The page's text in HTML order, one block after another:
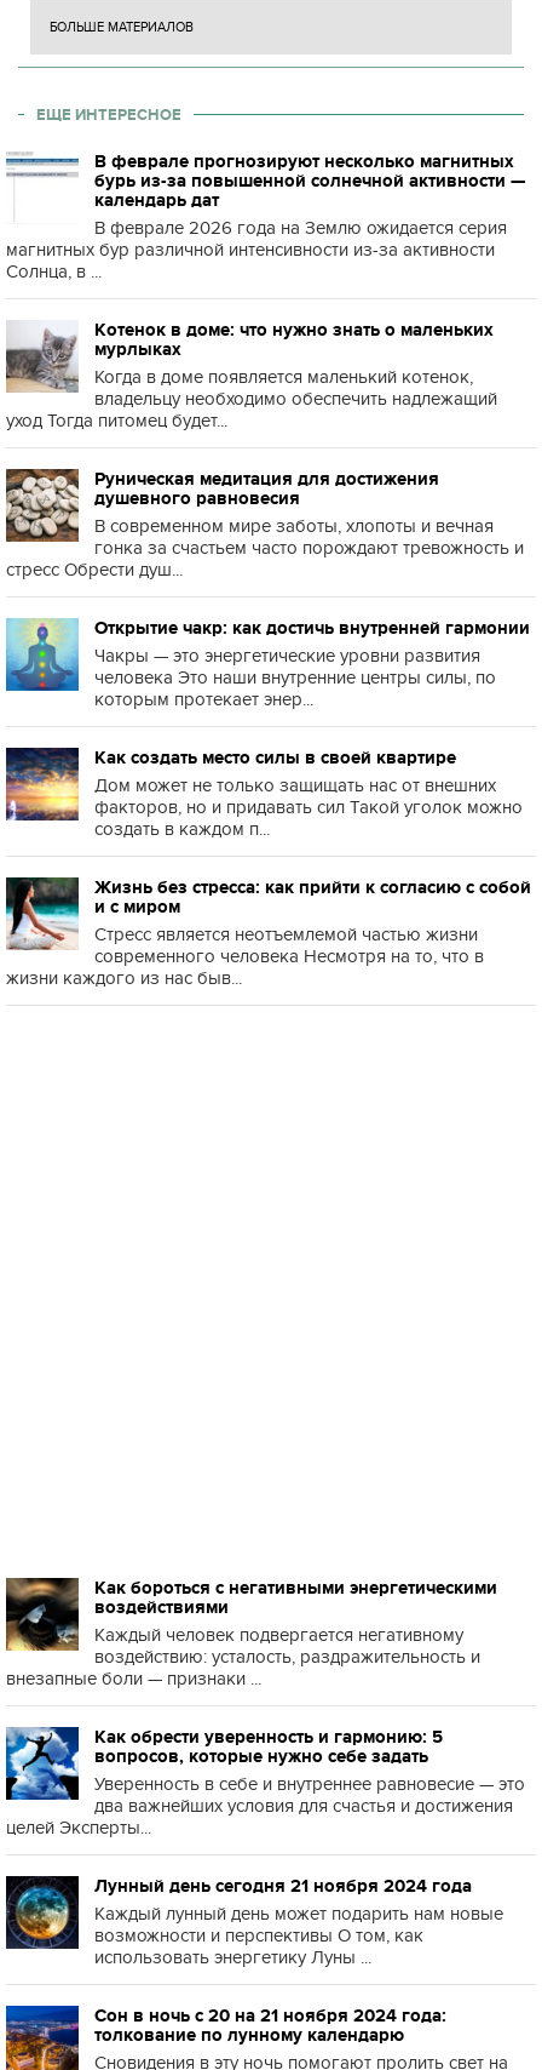
БОЛЬШЕ МАТЕРИАЛОВ
ЕЩЕ ИНТЕРЕСНОЕ
В феврале прогнозируют несколько магнитных
бурь из-за повышенной солнечной активности —
календарь дат
В феврале 2026 года на Землю ожидается серия
магнитных бур различной интенсивности из-за активности
Солнца, в ...
Котенок в доме: что нужно знать о маленьких
мурлыках
Когда в доме появляется маленький котенок,
владельцу необходимо обеспечить надлежащий
уход Тогда питомец будет...
Руническая медитация для достижения
душевного равновесия
В современном мире заботы, хлопоты и вечная
гонка за счастьем часто порождают тревожность и
стресс Обрести душ...
Открытие чакр: как достичь внутренней гармонии
Чакры — это энергетические уровни развития
человека Это наши внутренние центры силы, по
которым протекает энер...
Как создать место силы в своей квартире
Дом может не только защищать нас от внешних
факторов, но и придавать сил Такой уголок можно
создать в каждом п...
Жизнь без стресса: как прийти к согласию с собой
и с миром
Стресс является неотъемлемой частью жизни
современного человека Несмотря на то, что в
жизни каждого из нас быв...
Как бороться с негативными энергетическими
воздействиями
Каждый человек подвергается негативному
воздействию: усталость, раздражительность и
внезапные боли — признаки ...
Как обрести уверенность и гармонию: 5
вопросов, которые нужно себе задать
Уверенность в себе и внутреннее равновесие — это
два важнейших условия для счастья и достижения
целей Эксперты...
Лунный день сегодня 21 ноября 2024 года
Каждый лунный день может подарить нам новые
возможности и перспективы О том, как
использовать энергетику Луны ...
Сон в ночь с 20 на 21 ноября 2024 года:
толкование по лунному календарю
Сновидения в эту ночь помогают пролить свет на